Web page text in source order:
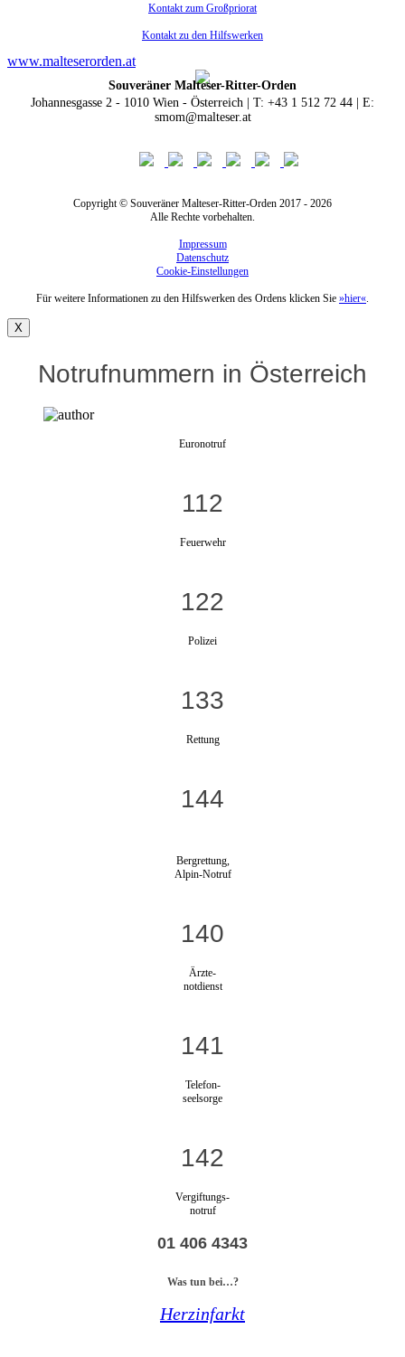
Kontakt zum Großpriorat
Kontakt zu den Hilfswerken
www.malteserorden.at
Souveräner Malteser-Ritter-Orden
Johannesgasse 2 - 1010 Wien - Österreich | T: +43 1 512 72 44 | E:
smom@malteser.at
Copyright © Souveräner Malteser-Ritter-Orden 2017 - 2026
Alle Rechte vorbehalten.
Impressum
Datenschutz
Cookie-Einstellungen
Für weitere Informationen zu den Hilfswerken des Ordens klicken Sie »hier«.
X
Notrufnummern in Österreich
Euronotruf
112
Feuerwehr
122
Polizei
133
Rettung
144
Bergrettung,
Alpin-Notruf
140
Ärzte-
notdienst
141
Telefon-
seelsorge
142
Vergiftungs-
notruf
01 406 4343
Was tun bei…?
Herzinfarkt